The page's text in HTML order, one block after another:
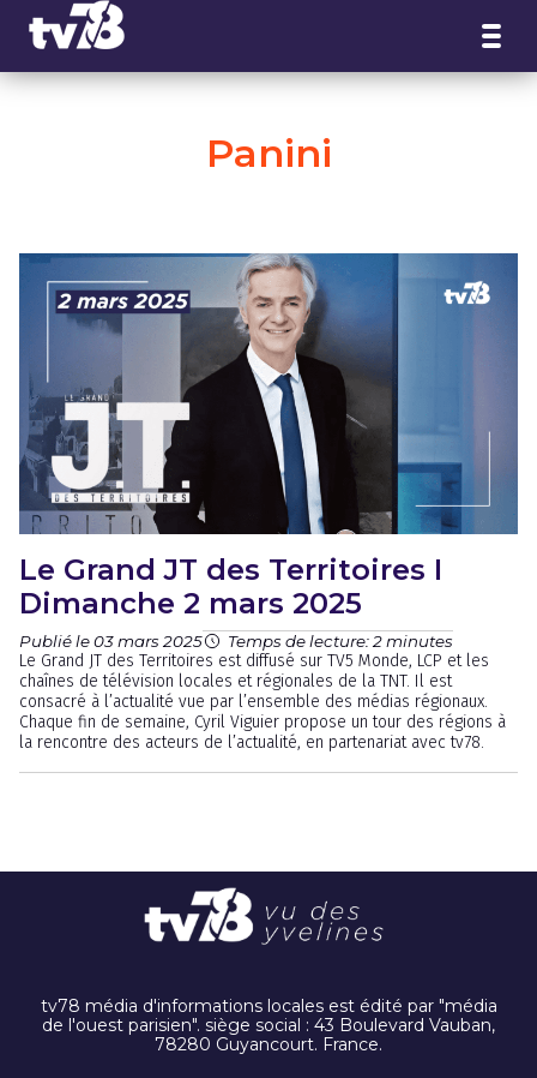
Panini
Le Grand JT des Territoires I
Dimanche 2 mars 2025
Publié le 03 mars 2025 Temps de lecture: 2 minutes
Le Grand JT des Territoires est diffusé sur TV5 Monde, LCP et les
chaînes de télévision locales et régionales de la TNT. Il est
consacré à l’actualité vue par l’ensemble des médias régionaux.
Chaque fin de semaine, Cyril Viguier propose un tour des régions à
la rencontre des acteurs de l’actualité, en partenariat avec tv78.
tv78 média d'informations locales est édité par "média
de l'ouest parisien". siège social : 43 Boulevard Vauban,
78280 Guyancourt. France.
Panneau de gestion des cookies